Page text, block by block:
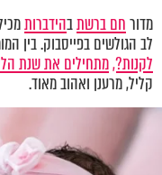
מדורחם ברשתבהידברות
לב הגולשים בפייסבוק. בין
לקנות?,מתחילים את שנת
קליל, מרענן ואהוב מאוד.